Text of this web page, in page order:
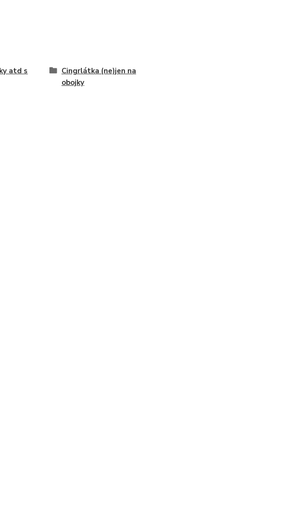
atd s
Cingrlátka (ne)jen na
obojky